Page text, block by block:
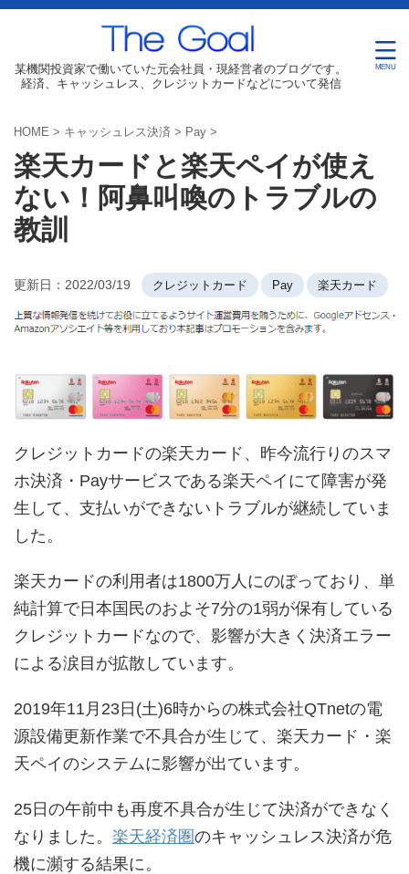
某機関投資家で働いていた元会社員・現経営者のブログです。
経済、キャッシュレス、クレジットカードなどについて発信
HOME > キャッシュレス決済 > Pay >
楽天カードと楽天ペイが使え
ない！阿鼻叫喚のトラブルの
教訓
更新日： 2022/03/19 クレジットカード Pay 楽天カード
クレジットカードの楽天カード、昨今流行りのスマ
ホ決済・Payサービスである楽天ペイにて障害が発
生して、支払いができないトラブルが継続していま
した。
楽天カードの利用者は1800万人にのぼっており、単
純計算で日本国民のおよそ7分の1弱が保有している
クレジットカードなので、影響が大きく決済エラー
による涙目が拡散しています。
2019年11月23日(土)6時からの株式会社QTnetの電
源設備更新作業で不具合が生じて、楽天カード・楽
天ペイのシステムに影響が出ています。
25日の午前中も再度不具合が生じて決済ができなく
なりました。 楽天経済圏のキャッシュレス決済が危
機に瀕する結果に。